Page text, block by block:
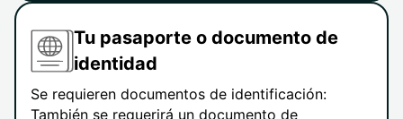
Tu pasaporte o documento de
identidad
Se requieren documentos de identificación:
También se requerirá un documento de